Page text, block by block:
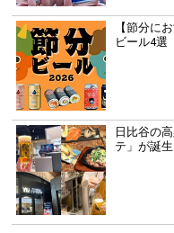
【節分に
ビール4選
日比谷の
テ」が誕